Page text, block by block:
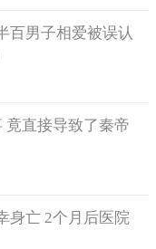
百男子相爱被误认
竟直接导致了秦帝
身亡 2个月后医院